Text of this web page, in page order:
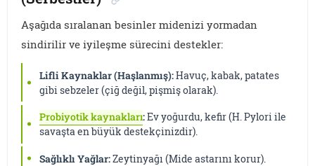
Aşağıda sıralanan besinler midenizi yormadan
sindirilir ve iyileşme sürecini destekler:
Lifli Kaynaklar (Haşlanmış):Havuç, kabak, patates
gibi sebzeler (çiğ değil, pişmiş olarak).
Probiyotik kaynakları:Ev yoğurdu, kefir (H. Pylori ile
savaşta en büyük destekçinizdir).
Sağlıklı Yağlar:Zeytinyağı (Mide astarını korur).